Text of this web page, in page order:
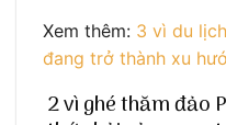
Xem thêm: 3 vì du
đang trở thành xu
2 vì ghé thăm đảo